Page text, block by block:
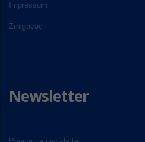
Impressum
Žmigavac
Newsletter